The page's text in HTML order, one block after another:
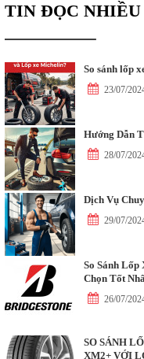
TIN ĐỌC NHIỀU
So sánh lốp
23/07/
Hướng Dẫn
28/07/
Dịch Vụ
29/07/
So Sánh
Chọn Tốt
26/07/
SO SÁNH
XM2+ VỚI